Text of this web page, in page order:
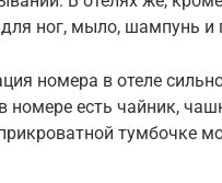
для ног, мыло, шампунь и
номера в отеле
номере есть чайник,
тумбочке